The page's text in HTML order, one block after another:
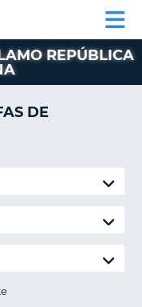
REPÚBLICA
DE